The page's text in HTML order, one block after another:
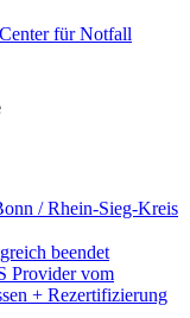
/ Rhein-Sieg-Kreis
beendet
Provider vom
+ Rezertifizierung